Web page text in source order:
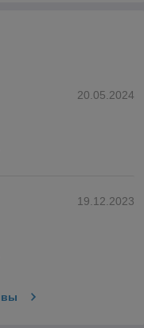
20.05.2024
19.12.2023